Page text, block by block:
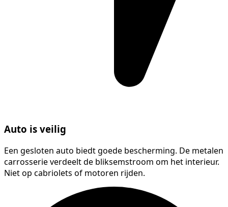
Auto is veilig
Een gesloten auto biedt goede bescherming. De metalen
carrosserie verdeelt de bliksemstroom om het interieur.
Niet op cabriolets of motoren rijden.